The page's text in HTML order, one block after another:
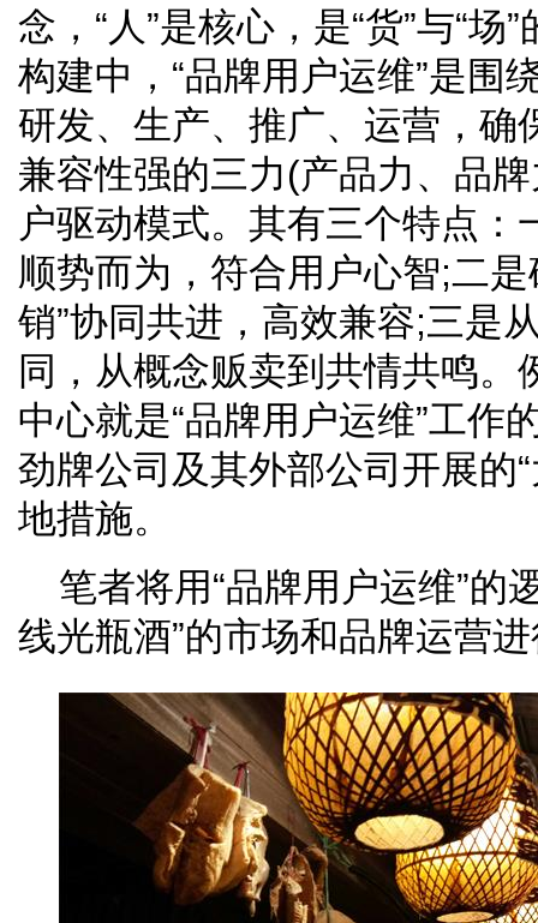
念，“人”是核心，是“货”与“场
构建中，“品牌用户运维”是围
研发、生产、推广、运营，确
兼容性强的三力(产品力、品
户驱动模式。其有三个特点：
顺势而为，符合用户心智;二
销”协同共进，高效兼容;三是
同，从概念贩卖到共情共鸣。
中心就是“品牌用户运维”工作
劲牌公司及其外部公司开展的
地措施。
笔者将用“品牌用户运维”的
线光瓶酒”的市场和品牌运营